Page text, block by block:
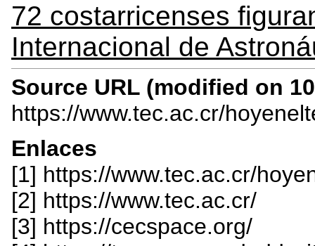
72 costarricenses
Internacional de
Source URL (modified on
https://www.tec.ac.cr/
Enlaces
[1] https://www.tec.ac.cr/
[2] https://www.tec.ac.cr/
[3] https://cecspace.org/